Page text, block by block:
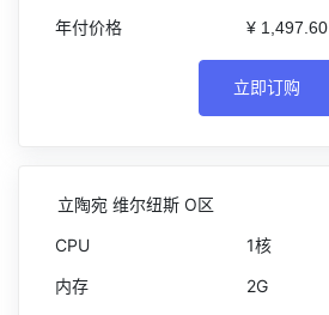
¥ 1,497.60
立即订购
立陶宛 维尔纽斯 O区
1核
2G